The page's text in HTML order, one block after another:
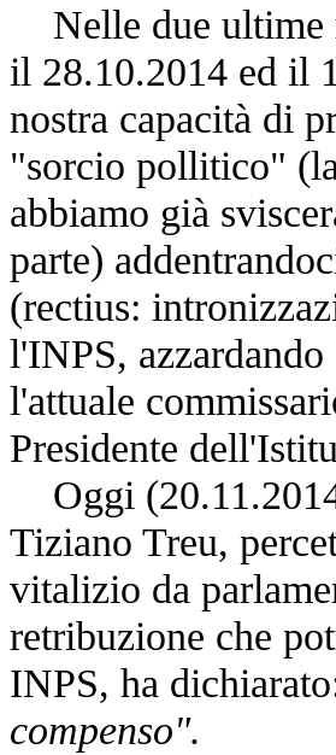
Nelle due
il 28.10.2014 ed il
nostra capacità di
"sorcio pollitico"
abbiamo già
parte)
(rectius:
l'INPS, azzardando
l'attuale
Presidente
Oggi
Tiziano Treu,
vitalizio da
retribuzione che
INPS, ha
compenso".